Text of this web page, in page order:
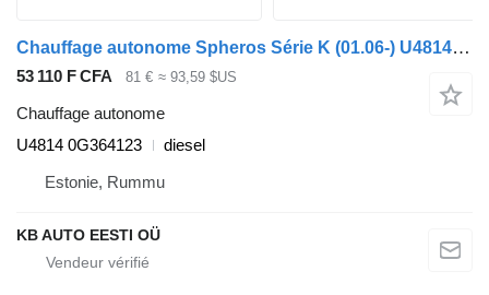
Chauffage autonome Spheros Série K (01.06-) U4814 0G364123 pour Scania K,N,F-series bus (2006-)
53 110 F CFA 81 € ≈ 93,59 $US
Chauffage autonome
U4814 0G364123
diesel
Estonie, Rummu
KB AUTO EESTI OÜ